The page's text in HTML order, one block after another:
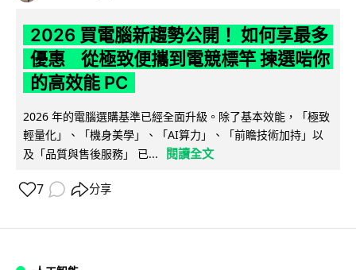
2026 買電腦新趨勢公開！ 如何享最多
優惠 從極致便攜到電競標竿 揀選啱你
的高效能 PC
2026 年的電腦選購基準已經全面升級。除了基本效能，「極致
輕量化」、「機身美學」、「AI算力」、「前瞻技術加持」以
及「品質與售後服務」 已...
閱讀全文
7 分享